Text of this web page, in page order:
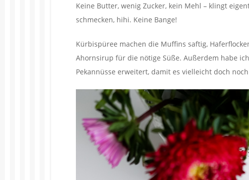
Keine Butter, wenig Zucker, kein Mehl – klingt
schmecken, hihi. Keine Bange!
Kürbispüree machen die Muffins saftig,
Ahornsirup für die nötige Süße. Außerdem habe
Pekannüsse erweitert, damit es vielleicht doch